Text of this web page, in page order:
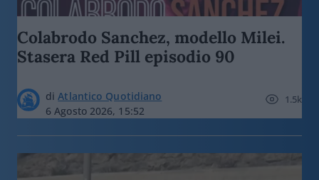
Colabrodo Sanchez, modello Milei.
Stasera Red Pill episodio 90
diAtlantico Quotidiano
6 Agosto 2026, 15:52
1.5k